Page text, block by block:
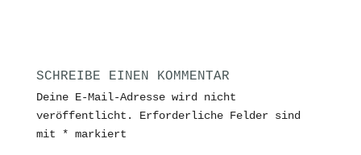
SCHREIBE EINEN KOMMENTAR
Deine E-Mail-Adresse wird nicht
veröffentlicht.
Erforderliche Felder sind
mit * markiert